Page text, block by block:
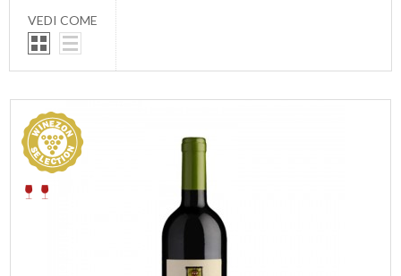
VEDI COME